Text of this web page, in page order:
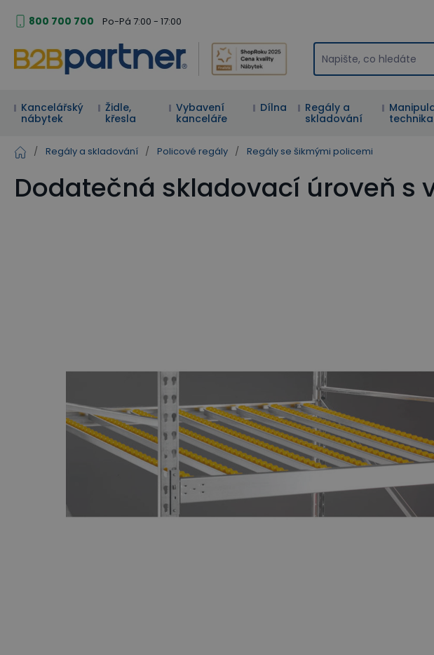
800 700 700 Po-Pá 7:00 - 17:00
Kancelářský
nábytek
Židle,
křesla
Vybavení
kanceláře
Dílna
Regály a
skladování
technika
/ Regály a skladování / Policové regály / Regály se šikmými policemi
Dodatečná skladovací úroveň s